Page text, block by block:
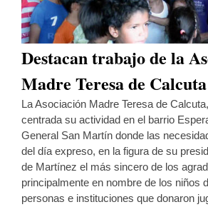
Destacan trabajo de la
Madre Teresa de Calcuta
La Asociación Madre Teresa de
centrada su actividad en el barrio
General San Martín donde las
del día expreso, en la figura de su
de Martínez el más sincero de los
principalmente en nombre de los niños
personas e instituciones que donaron